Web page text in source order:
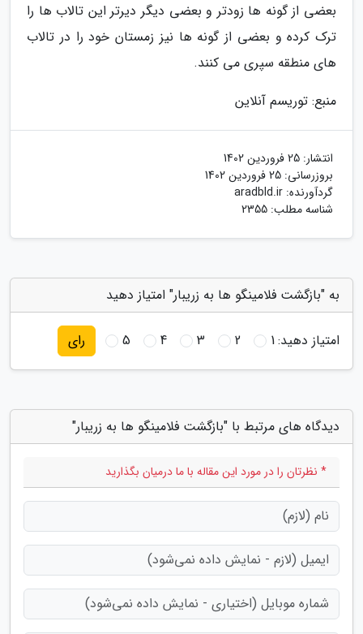
بعضی از گونه ها زودتر و بعضی دیگر دیرتر این تالاب ها را
ترک کرده و بعضی از گونه ها نیز زمستان خود را در تالاب
های منطقه سپری می کنند.
منبع: توریسم آنلاین
انتشار: 25 فروردین 1402
بروزرسانی: 25 فروردین 1402
گردآورنده: aradbld.ir
شناسه مطلب: 2355
به "بازگشت فلامینگو ها به زریبار" امتیاز دهید
امتیاز دهید:1
2
3
4
5 رای
دیدگاه های مرتبط با "بازگشت فلامینگو ها به زریبار"
* نظرتان را در مورد این مقاله با ما درمیان بگذارید